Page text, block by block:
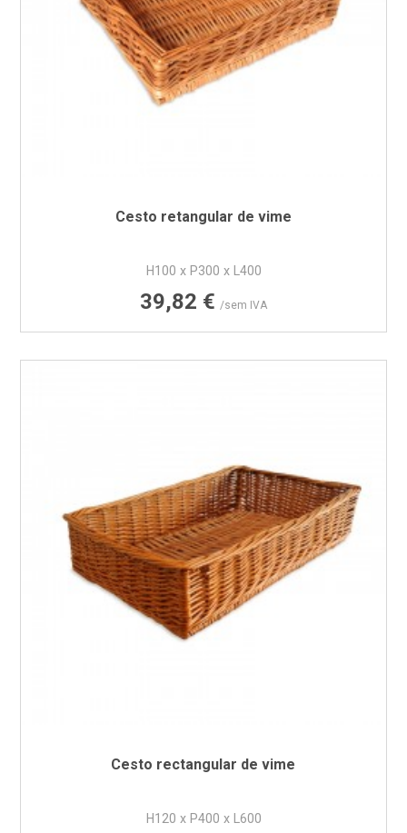
Cesto retangular de vime
H100 x P300 x L400
Preço
39,82 € /sem IVA
Cesto rectangular de vime
H120 x P400 x L600